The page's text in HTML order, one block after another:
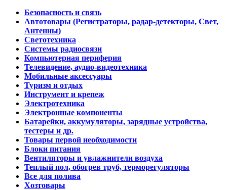
Безопасность и связь
Автотовары (Регистраторы, радар-детекторы, Свет,
Антенны)
Светотехника
Системы радиосвязи
Компьютерная периферия
Телевидение, аудио-видеотехника
Мобильные аксессуары
Туризм и отдых
Инструмент и крепеж
Электротехника
Электронные компоненты
Батарейки, аккумуляторы, зарядные устройства,
тестеры и др.
Товары первой необходимости
Блоки питания
Вентиляторы и увлажнители воздуха
Теплый пол, обогрев труб, терморегуляторы
Все для полива
Хозтовары